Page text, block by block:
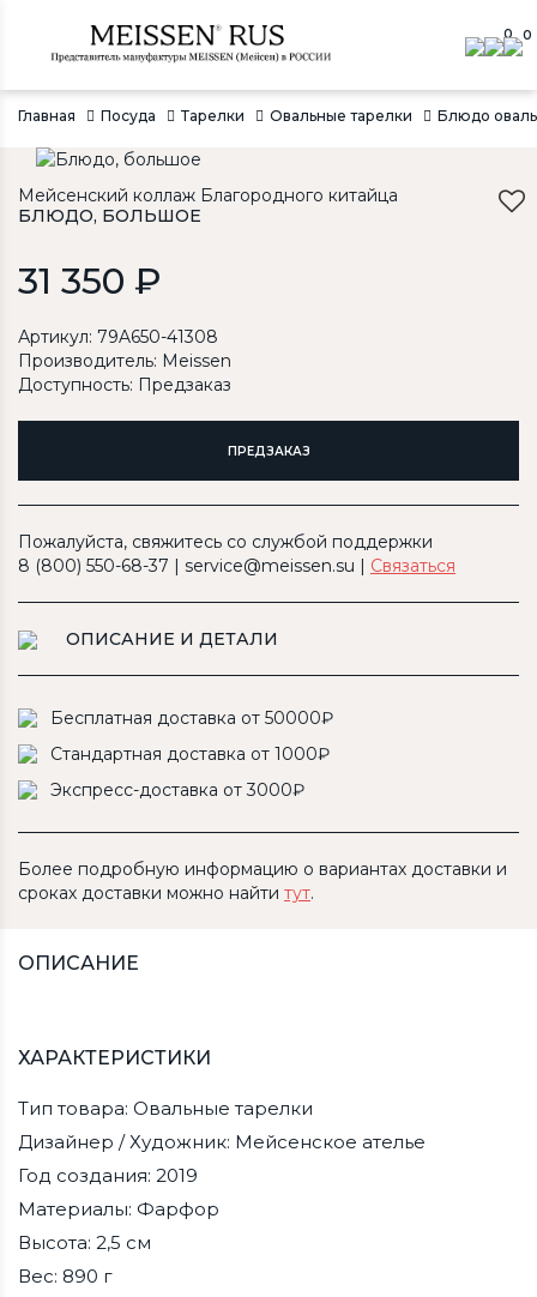
0 0
Главная Посуда Тарелки Овальные тарелки Блюдо
Мейсенский коллаж Благородного китайца
БЛЮДО, БОЛЬШОЕ
31 350 ₽
Артикул: 79A650-41308
Производитель: Meissen
Доступность: Предзаказ
ПРЕДЗАКАЗ
Пожалуйста, свяжитесь со службой поддержки
8 (800) 550-68-37 | service@meissen.su | Связаться
ОПИСАНИЕ И ДЕТАЛИ
Бесплатная доставка от 50000₽
Стандартная доставка от 1000₽
Экспресс-доставка от 3000₽
Более подробную информацию о вариантах доставки и
сроках доставки можно найти тут.
ОПИСАНИЕ
ХАРАКТЕРИСТИКИ
Тип товара: Овальные тарелки
Дизайнер / Художник: Мейсенское ателье
Год создания: 2019
Материалы: Фарфор
Высота: 2,5 см
Вес: 890 г